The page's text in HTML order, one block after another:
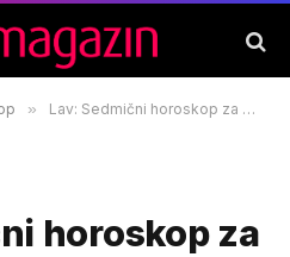
» Lav: Sedmični horoskop za period od 28.04.2025. do 04.05.2025.
horoskop za